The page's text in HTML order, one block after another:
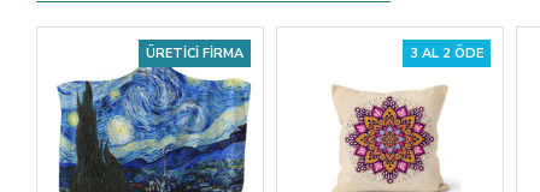
ÜRETICI FIRMA 3 AL 2 ÖDE